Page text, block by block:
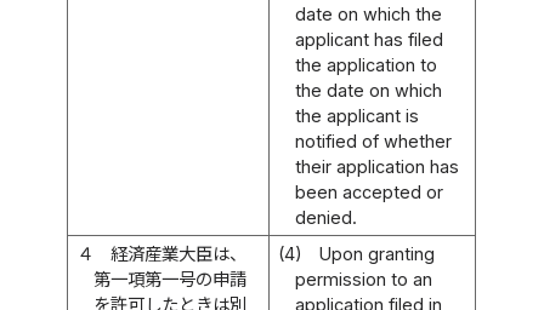
date on which the
applicant has filed
the application to
the date on which
the applicant is
notified of whether
their application has
been accepted or
denied.
４
経済産業大臣は、
第一項第一号の申請
を許可したときは別
(4)
Upon granting
permission to an
application filed in